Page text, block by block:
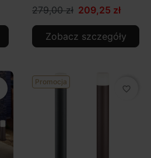
279,00 zł 209,25 zł
Zobacz szczegóły
Promocja
favorite_border